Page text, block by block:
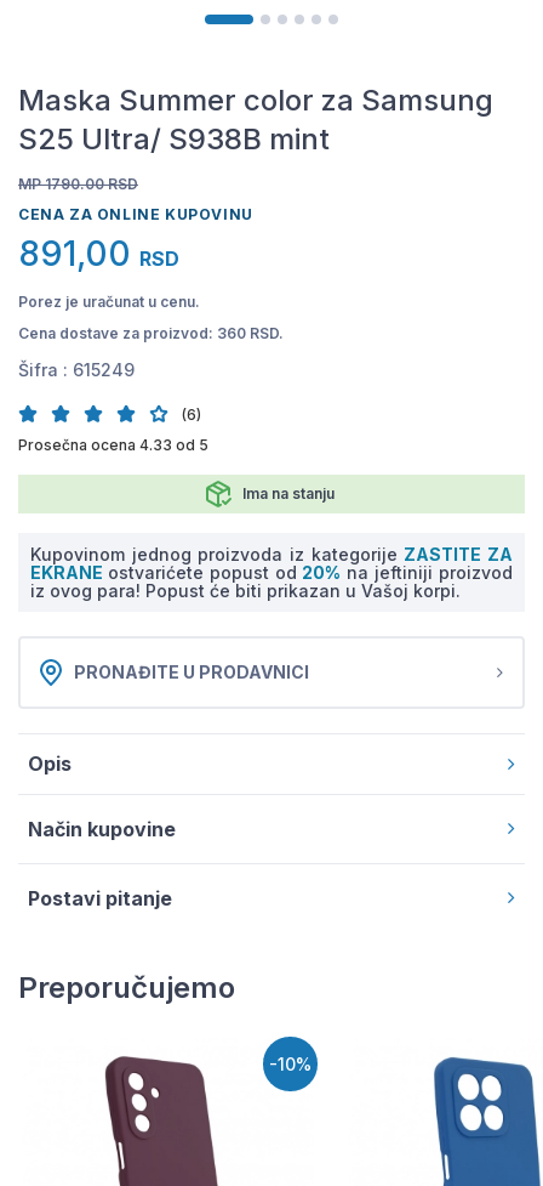
Maska Summer color za Samsung
S25 Ultra/ S938B mint
MP 1790.00 RSD
CENA ZA ONLINE KUPOVINU
891,00 RSD
Porez je uračunat u cenu.
Cena dostave za proizvod: 360 RSD.
Šifra : 615249
(6)
Prosečna ocena 4.33 od 5
Ima na stanju
Kupovinom jednog proizvoda iz kategorije ZASTITE ZA
EKRANE ostvarićete popust od 20% na jeftiniji proizvod
iz ovog para! Popust će biti prikazan u Vašoj korpi.
PRONAĐITE U PRODAVNICI
Opis
Način kupovine
Postavi pitanje
Preporučujemo
-10%